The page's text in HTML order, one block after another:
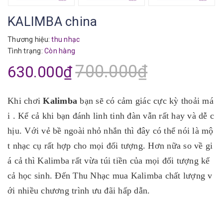
KALIMBA china
Thương hiệu: thu nhạc
Tình trạng: Còn hàng
630.000₫700.000₫
Khi chơiKalimba bạn sẽ có cảm giác cực kỳ thoải má
i . Kể cả khi bạn đánh linh tinh đàn vẫn rất hay và dễ c
hịu. Với vẻ bề ngoài nhỏ nhắn thì đây có thể nói là mộ
t nhạc cụ rất hợp cho mọi đối tượng. Hơn nữa so về gi
á cả thì Kalimba rất vừa túi tiền của mọi đối tượng kể
cả học sinh. Đến Thu Nhạc mua Kalimba chất lượng v
ới nhiều chương trình ưu đãi hấp dẫn.